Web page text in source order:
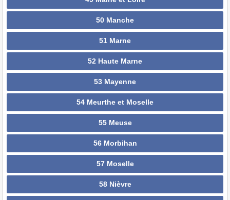
50 Manche
51 Marne
52 Haute Marne
53 Mayenne
54 Meurthe et Moselle
55 Meuse
56 Morbihan
57 Moselle
58 Nièvre